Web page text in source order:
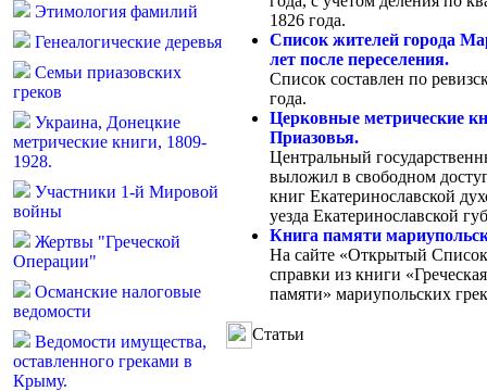
Этимология фамилий
Генеалогические деревья
Семьи приазовских
греков
Украина, Донецкие
метрические книги, 1809-
1928.
Участники 1-й Мировой
войны
Жертвы "Греческой
Операции"
Османские налоговые
ведомости
Ведомости имущества,
оставленного греками в
Крыму.
1826 года.
Список жителей города
лет после переселения.
Список составлен по
года.
Церковные метрические
Приазовья.
Центральный
выложил в свободном
книг Екатеринославской
уезда Екатеринославской
Книга памяти
На сайте «Открытый
справки из книги
памяти» мариупольских
Статьи